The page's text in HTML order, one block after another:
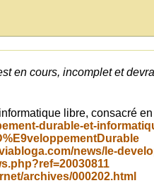
en cours, incomplet et
libre, consacré
durable-et-
news/le-
archives/000202.html